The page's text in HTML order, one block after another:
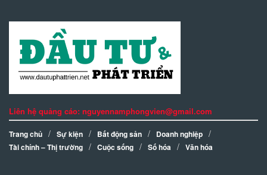
Liên hệ quảng cáo: nguyennamphongvien@gmail.com
Trang chủ Sự kiện Bất động sản
Doanh nghiệp
Tài chính – Thị trường
Cuộc sống Số hóa Văn hóa